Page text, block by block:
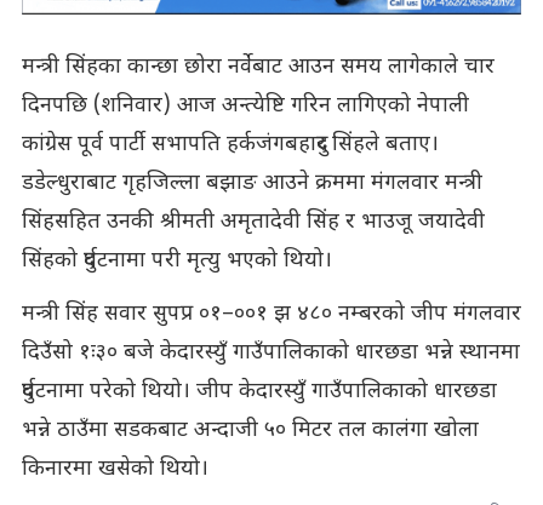
मन्त्री सिंहका कान्छा छोरा नर्वेबाट आउन समय लागेकाले चार
दिनपछि (शनिवार) आज अन्त्येष्टि गरिन लागिएको नेपाली
कांग्रेस पूर्व पार्टी सभापति हर्कजंगबहादुर सिंहले बताए।
डडेल्धुराबाट गृहजिल्ला बझाङ आउने क्रममा मंगलवार मन्त्री
सिंहसहित उनकी श्रीमती अमृतादेवी सिंह र भाउजू जयादेवी
सिंहको दुर्घटनामा परी मृत्यु भएको थियो।
मन्त्री सिंह सवार सुपप्र ०१–००१ झ ४८० नम्बरको जीप मंगलवार
दिउँसो १ः३० बजे केदारस्युँ गाउँपालिकाको धारछडा भन्ने स्थानमा
दुर्घटनामा परेको थियो। जीप केदारस्युँ गाउँपालिकाको धारछडा
भन्ने ठाउँमा सडकबाट अन्दाजी ५० मिटर तल कालंगा खोला
किनारमा खसेको थियो।